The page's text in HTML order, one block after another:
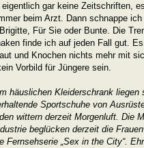
eigentlich gar keine Zeitschriften,
beim Arzt. Dann schnappe
Für Sie oder Bunte. Die
finde ich auf jeden Fall gut.
und Knochen nichts mehr mit
Vorbild für Jüngere sein.
häuslichen Kleiderschrank
Sportschuhe von
wittern derzeit Morgenluft. Die
beglücken derzeit die
Fernsehserie „Sex in the City“.